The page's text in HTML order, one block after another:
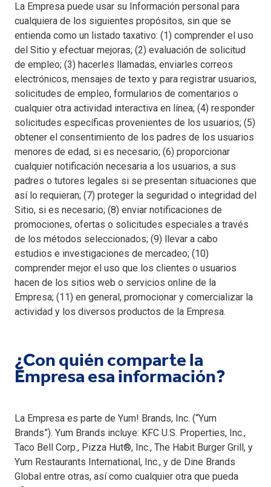
La Empresa puede usar su Información personal para
cualquiera de los siguientes propósitos, sin que se
entienda como un listado taxativo: (1) comprender el uso
del Sitio y efectuar mejoras; (2) evaluación de solicitud
de empleo; (3) hacerles llamadas, enviarles correos
electrónicos, mensajes de texto y para registrar usuarios,
solicitudes de empleo, formularios de comentarios o
cualquier otra actividad interactiva en línea; (4) responder
solicitudes específicas provenientes de los usuarios; (5)
obtener el consentimiento de los padres de los usuarios
menores de edad, si es necesario; (6) proporcionar
cualquier notificación necesaria a los usuarios, a sus
padres o tutores legales si se presentan situaciones que
así lo requieran; (7) proteger la seguridad o integridad del
Sitio, si es necesario; (8) enviar notificaciones de
promociones, ofertas o solicitudes especiales a través
de los métodos seleccionados; (9) llevar a cabo
estudios e investigaciones de mercadeo; (10)
comprender mejor el uso que los clientes o usuarios
hacen de los sitios web o servicios online de la
Empresa; (11) en general, promocionar y comercializar la
actividad y los diversos productos de la Empresa.
¿Con quién comparte la
Empresa esa información?
La Empresa es parte de Yum! Brands, Inc. (“Yum
Brands”). Yum Brands incluye: KFC U.S. Properties, Inc.,
Taco Bell Corp., Pizza Hut®, Inc., The Habit Burger Grill, y
Yum Restaurants International, Inc., y de Dine Brands
Global entre otras, así como cualquier otra que pueda